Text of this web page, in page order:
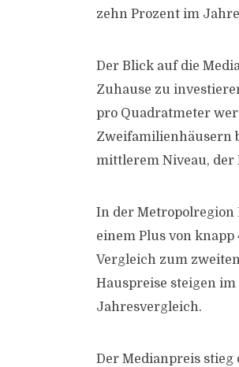
zehn Prozent im
Der Blick auf die
Zuhause zu
pro Quadratmeter
Zweifamilienhäusern
mittlerem Niveau, der
In der
einem Plus von
Vergleich zum
Hauspreise steigen
Jahresvergleich.
Der Medianpreis